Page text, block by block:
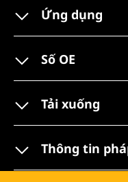
Ứng dụng
Số OE
Tải xuống
Thông tin